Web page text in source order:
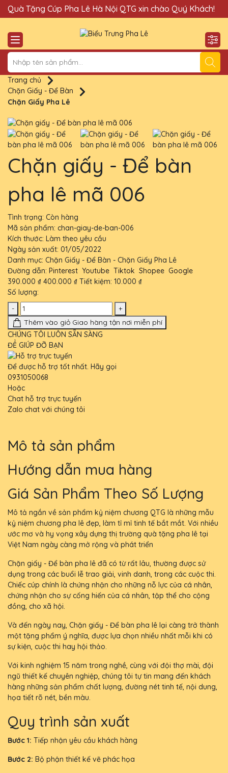
Quà Tặng Cúp Pha Lê Hà Nội QTG xin chào Quý Khách!
Trang chủ
Chặn Giấy - Để Bàn
Chặn Giấy Pha Lê
Chặn giấy - Để bàn
pha lê mã 006
Tình trạng: Còn hàng
Mã sản phẩm: chan-giay-de-ban-006
Kích thước: Làm theo yêu cầu
Ngày sản xuất: 01/05/2022
Danh mục: Chặn Giấy - Để Bàn - Chặn Giấy Pha Lê
Đường dẫn: Pinterest Youtube Tiktok Shopee Google
390.000 ₫ 400.000 ₫ Tiết kiệm: 10.000 ₫
Số lượng:
-
+
Thêm vào giỏ Giao hàng tận nơi miễn phí
CHÚNG TÔI LUÔN SẴN SÀNG
ĐỂ GIÚP ĐỠ BẠN
Để được hỗ trợ tốt nhất. Hãy gọi
0931050068
Hoặc
Chat hỗ trợ trực tuyến
Zalo chat với chúng tôi
Mô tả sản phẩm
Hướng dẫn mua hàng
Giá Sản Phẩm Theo Số Lượng
Mô tả ngắn về sản phẩm kỷ niệm chương QTG là những mẫu
kỷ niệm chương pha lê đẹp, làm tỉ mỉ tinh tế bắt mắt. Với nhiều
ước mơ và hy vọng xây dựng thị trường quà tặng pha lê tại
Việt Nam ngày càng mở rộng và phát triển
Chặn giấy - Để bàn pha lê đã có từ rất lâu, thường được sử
dụng trong các buổi lễ trao giải, vinh danh, trong các cuộc thi.
Chiếc cúp chính là chứng nhận cho những nỗ lực của cá nhân,
chứng nhận cho sự cống hiến của cá nhân, tập thể cho cộng
đồng, cho xã hội.
Và đến ngày nay, Chặn giấy - Để bàn pha lê lại càng trở thành
một tặng phẩm ý nghĩa, được lựa chọn nhiều nhất mỗi khi có
sự kiện, cuộc thi hay hội thảo.
Với kinh nghiệm 15 năm trong nghề, cùng với đội thợ mài, đội
ngũ thiết kế chuyên nghiệp, chúng tôi tự tin mang đến khách
hàng những sản phẩm chất lượng, đường nét tinh tế, nội dung,
họa tiết rõ nét, bền màu.
Quy trình sản xuất
Bước 1: Tiếp nhận yêu cầu khách hàng
Bước 2: Bộ phận thiết kế vẽ phác họa